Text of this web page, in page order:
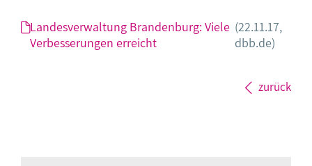
Landesverwaltung Brandenburg: Viele
Verbesserungen erreicht
(22.11.17,
dbb.de)
zurück